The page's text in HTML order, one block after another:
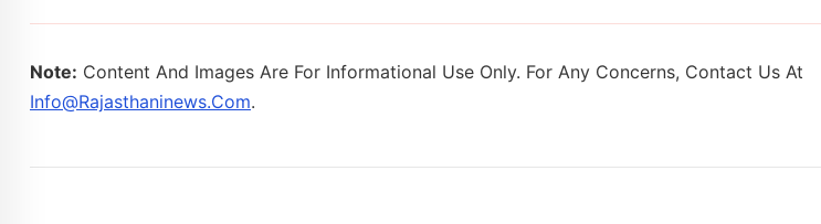
Note: Content And Images Are For Informational Use Only. For Any Concerns, Contact Us At
Info@rajasthaninews.com.